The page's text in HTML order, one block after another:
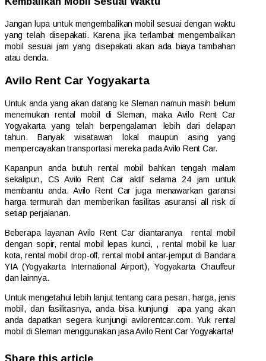
Jangan lupa untuk mengembalikan mobil sesuai dengan waktu
yang telah disepakati. Karena jika terlambat mengembalikan
mobil sesuai jam yang disepakati akan ada biaya tambahan
atau denda.
Avilo Rent Car Yogyakarta
Untuk anda yang akan datang ke Sleman namun masih belum
menemukan rental mobil di Sleman, maka Avilo Rent Car
Yogyakarta yang telah berpengalaman lebih dari delapan
tahun. Banyak wisatawan lokal maupun asing yang
mempercayakan transportasi mereka pada Avilo Rent Car.
Kapanpun anda butuh rental mobil bahkan tengah malam
sekalipun, CS Avilo Rent Car aktif selama 24 jam untuk
membantu anda. Avilo Rent Car juga menawarkan garansi
harga termurah dan memberikan fasilitas asuransi all risk di
setiap perjalanan.
Beberapa layanan Avilo Rent Car diantaranya rental mobil
dengan sopir, rental mobil lepas kunci, , rental mobil ke luar
kota, rental mobil drop-off, rental mobil antar-jemput di Bandara
YIA (Yogyakarta International Airport), Yogyakarta Chauffeur
dan lainnya.
Untuk mengetahui lebih lanjut tentang cara pesan, harga, jenis
mobil, dan fasilitasnya, anda bisa kunjungi apa yang akan
anda dapatkan segera kunjungi avilorentcar.com. Yuk rental
mobil di Sleman menggunakan jasa Avilo Rent Car Yogyakarta!
Share this article